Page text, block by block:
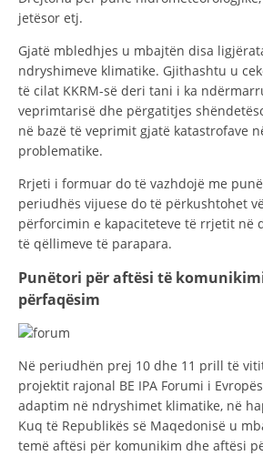
jetësor etj.
Gjatë mbledhjes u mbajtën disa
ndryshimeve klimatike. Gjithashtu u
të cilat KKRM-së deri tani i ka
veprimtarisë dhe përgatitjes
në bazë të veprimit gjatë katastrofave
problematike.
Rrjeti i formuar do të vazhdojë me
periudhës vijuese do të përkushtohet
përforcimin e kapaciteteve të rrjetit në
të qëllimeve të parapara.
Punëtori për aftësi të
përfaqësim
Në periudhën prej 10 dhe 11 prill të
projektit rajonal BE IPA Forumi i
adaptim në ndryshimet klimatike, në
Kuq të Republikës së Maqedonisë u
temë aftësi për komunikim dhe aftësi